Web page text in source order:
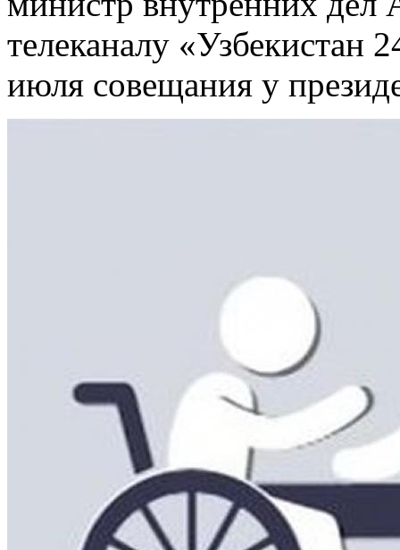
телеканалу «Узбекистан
июля совещания у